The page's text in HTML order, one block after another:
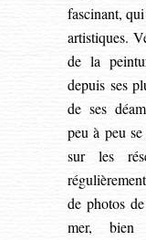
fascinant,
artistiques.
de la
depuis ses
de ses
peu à peu
sur les
de photos
mer, bien